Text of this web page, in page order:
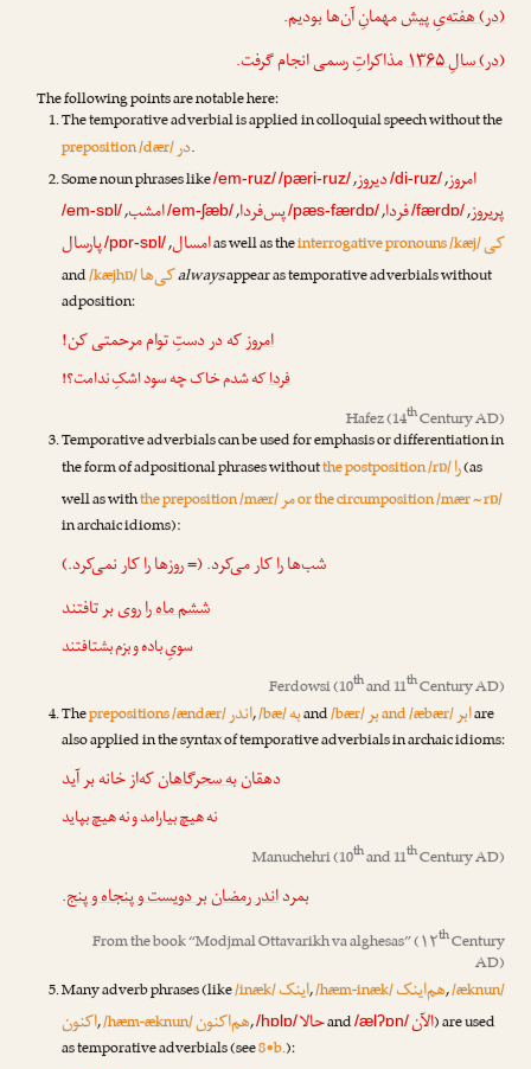
(در) هفته‌یِ پیشمهمانِ آن‌ها بودیم.
(در) سالِ ۱۳۶۵
مذاکراتِ رسمی انجام گرفت.
The following points are notable here:
The temporative adverbial is applied in colloquial speech without the
preposition /dær/در.
Some noun phrases like/em-ruz/ امروز,
/di-ruz/دیروز,
/pæri-ruz/
پریروز,
/færdɒ/فردا,
/pæs-færdɒ/پس‌فردا,
/em-ʃæb/امشب,
/em-sɒl/
امسال,
/pɒr-sɒl/پارسال as well as theinterrogative pronouns /kæj/کی
and/kæjhɒ/کی‌هاalwaysappear as temporative adverbials without
adposition:
امروزکه در دستِ توام مرحمتی کن!
فرداکه شدم خاک چه سود اشکِ ندامت؟!
Hafez(14thCentury AD)
Temporative adverbials can be used for emphasis or differentiation in
the form of adpositional phrases withoutthe postposition /rɒ/را(as
well as withthe preposition /mær/مرor the circumposition /mær ~ rɒ/
in archaic idioms):
شب‌ها را کار می‌کرد. (= روزها را کار نمی‌کرد.)
ششم ماه راروی بر تافتند
سویِ باده و بزم بشتافتند
Ferdowsi(10thand 11thCentury AD)
Theprepositions /ændær/اندر,/bæ/بهand/bær/برand /æbær/ابرare
also applied in the syntax of temporative adverbials in archaic idioms:
دهقانبه سحرگاهانکه‌از خانه بر آید
نه هیچ بیارامد و نه هیچ بپاید
Manuchehri(10thand 11thCentury AD)
بمرداندر رمضانبر دویست و پنجاه و پنج.
From the book “Modjmal Ottavarikh va alghesas” (۱۲thCentury
AD)
Many adverb phrases (like/inæk/اینک,/hæm-inæk/هم‌اینک,/æknun/
اکنون,/hæm-æknun/هم‌اکنون,/hɒlɒ/حالاand/ælʔɒn/الآن) are used
as temporative adverbials (see8•b.):